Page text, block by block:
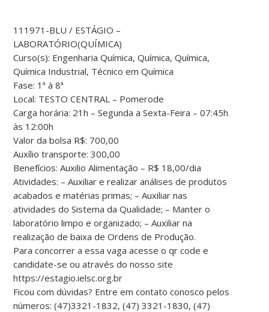
111971-BLU / ESTÁGIO –
LABORATÓRIO(QUÍMICA)
Curso(s): Engenharia Química, Química, Química,
Química Industrial, Técnico em Química
Fase: 1ª à 8ª
Local: TESTO CENTRAL – Pomerode
Carga horária: 21h – Segunda a Sexta-Feira – 07:45h
às 12:00h
Valor da bolsa R$: 700,00
Auxílio transporte: 300,00
Benefícios: Auxilio Alimentação – R$ 18,00/dia
Atividades: – Auxiliar e realizar análises de produtos
acabados e matérias primas; – Auxiliar nas
atividades do Sistema da Qualidade; – Manter o
laboratório limpo e organizado; – Auxiliar na
realização de baixa de Ordens de Produção.
Para concorrer a essa vaga acesse o qr code e
candidate-se ou através do nosso site
https://estagio.ielsc.org.br
Ficou com dúvidas? Entre em contato conosco pelos
números: (47)3321-1832, (47) 3321-1830, (47)